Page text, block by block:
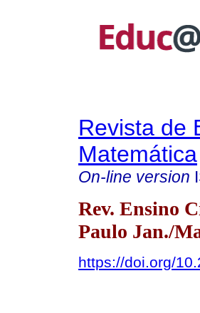
Revista de
Matemática
On-line version
Rev. Ensino
Paulo Jan./
https://doi.org/